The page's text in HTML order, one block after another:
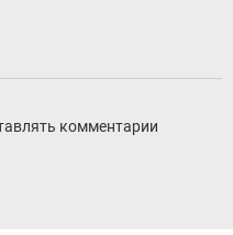
комментарии